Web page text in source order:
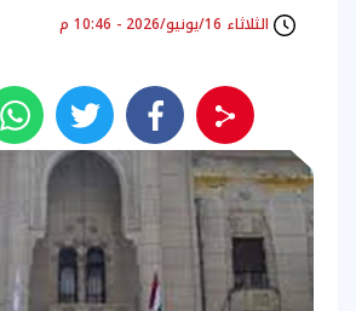
الثلاثاء 16/يونيو/2026 - 10:46 م